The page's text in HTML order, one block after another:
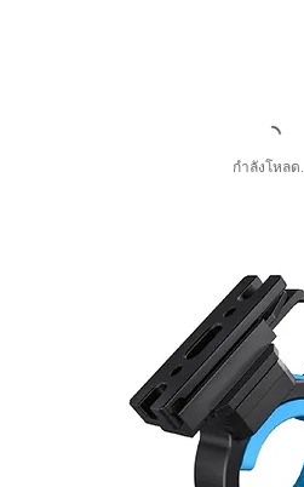
กำลังโหลด...